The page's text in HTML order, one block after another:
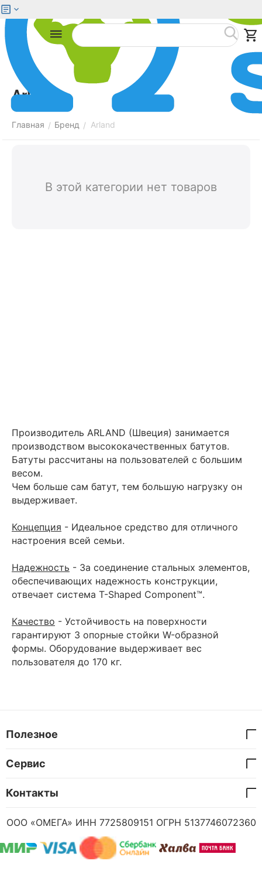
Arland
Главная / Бренд / Arland
Производитель ARLAND (Швеция) занимается
производством высококачественных батутов.
Батуты рассчитаны на пользователей с большим
весом.
Чем больше сам батут, тем большую нагрузку он
выдерживает.
Концепция - Идеальное средство для отличного
настроения всей семьи.
Надежность - За соединение стальных элементов,
обеспечивающих надежность конструкции,
отвечает система T-Shaped Component™.
Качество - Устойчивость на поверхности
гарантируют 3 опорные стойки W-образной
формы. Оборудование выдерживает вес
пользователя до 170 кг.
В этой категории нет товаров
Полезное
Сервис
Контакты
ООО «ОМЕГА» ИНН 7725809151 ОГРН 5137746072360
Меню Найти